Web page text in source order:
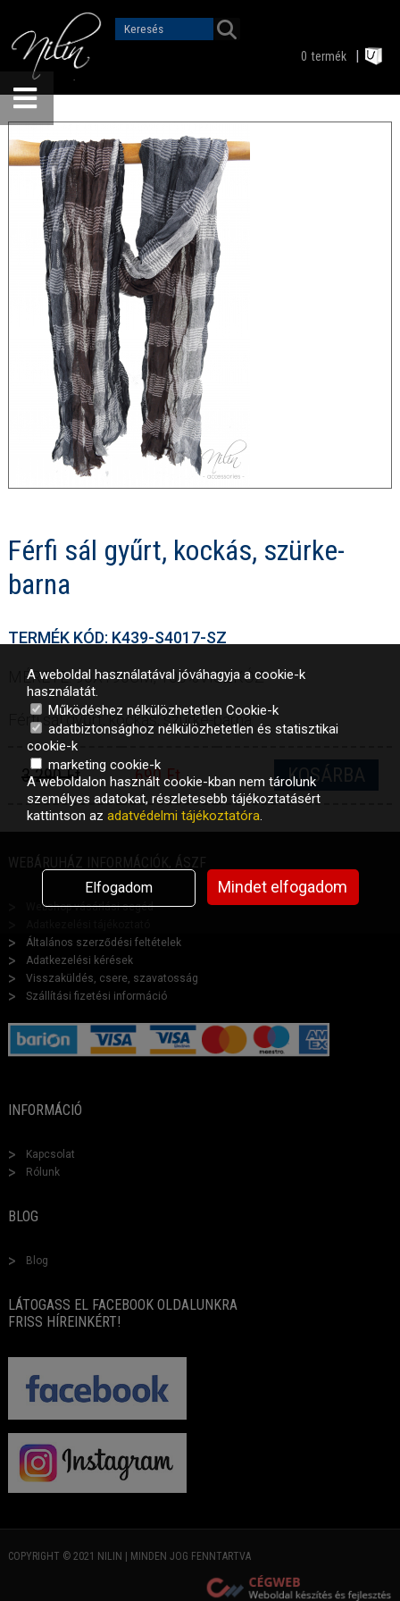
0 termék
Férfi sál gyűrt, kockás, szürke-
barna
TERMÉK KÓD: K439-S4017-SZ
MÉRETE: 90X190CM, 100%VISZKÓZ
Férfi sál gyűrt, kockás, szürke-barna
3 290 Ft 690 Ft KOSÁRBA
WEBÁRUHÁZ INFORMÁCIÓK, ÁSZF
Webshop vásárlási segéd
Általános szerződési feltételek
Adatkezelési kérések
Visszaküldés, csere, szavatosság
Szállítási fizetési információ
INFORMÁCIÓ
Kapcsolat
Rólunk
BLOG
Blog
LÁTOGASS EL FACEBOOK OLDALUNKRA
FRISS HÍREINKÉRT!
COPYRIGHT © 2021 NILIN | MINDEN JOG FENNTARTVA
A weboldal használatával jóváhagyja a cookie-k
használatát.
Működéshez nélkülözhetetlen Cookie-k
adatbiztonsághoz nélkülözhetetlen és statisztikai
cookie-k
marketing cookie-k
A weboldalon használt cookie-kban nem tárolunk
személyes adatokat, részletesebb tájékoztatásért
kattintson az adatvédelmi tájékoztatóra.
Elfogadom Mindet elfogadom